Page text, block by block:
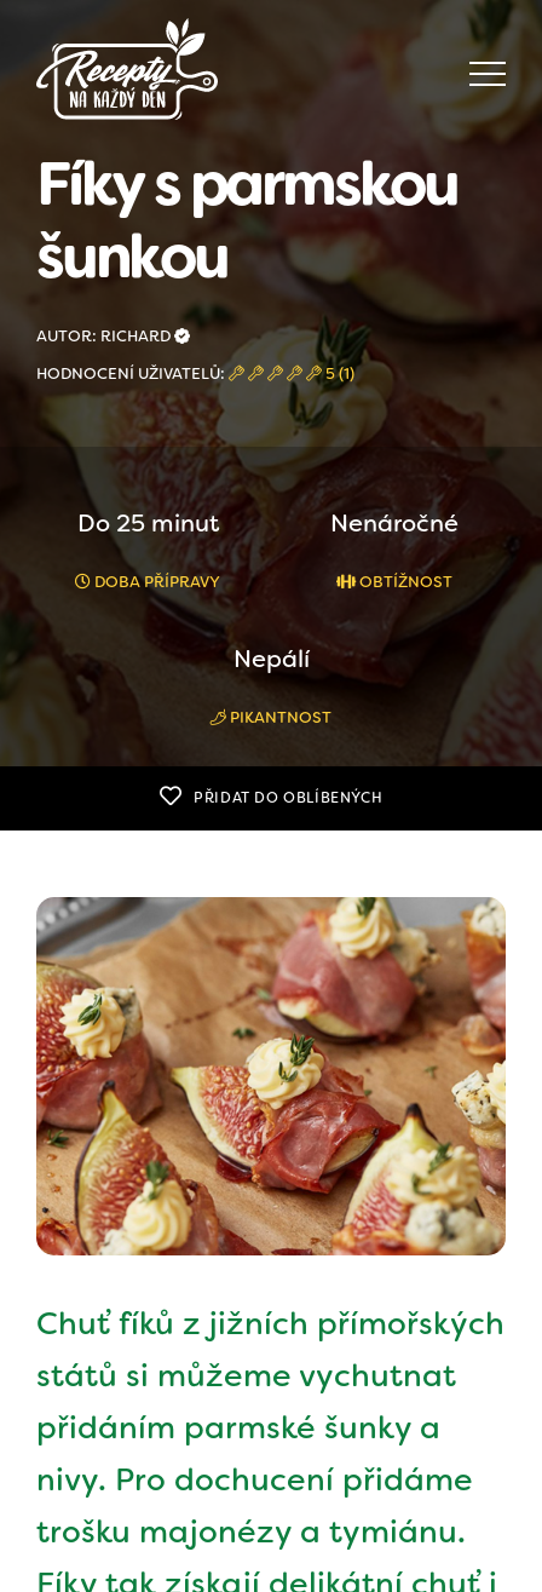
Fíky s parmskou
šunkou
AUTOR: RICHARD
HODNOCENÍ UŽIVATELŮ:
5 (1)
Do 25 minut
DOBA PŘÍPRAVY
Nenáročné
OBTÍŽNOST
Nepálí
PIKANTNOST
PŘIDAT DO OBLÍBENÝCH
Chuť fíků z jižních přímořských
států si můžeme vychutnat
přidáním parmské šunky a
nivy. Pro dochucení přidáme
trošku majonézy a tymiánu.